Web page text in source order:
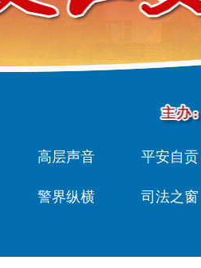
高层声音 平安自贡
警界纵横 司法之窗